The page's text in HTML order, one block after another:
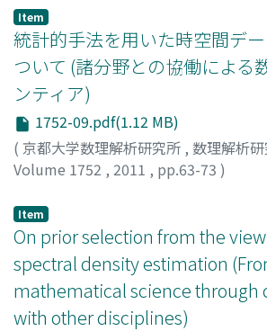
ラ, ノリコ
Item
統計的手法を用いた時空間デ
ついて (諸分野との協働による
ンティア)
1752-09.pdf(1.12 MB)
( 京都大学数理解析研究所 , 数理解析
Volume 1752 , 2011 , pp.63-73 )
Item
On prior selection from the
spectral density estimation
mathematical science through
with other disciplines)